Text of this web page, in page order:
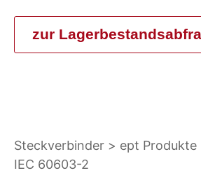
zur
Steckverbinder ept Produkte
IEC 60603-2